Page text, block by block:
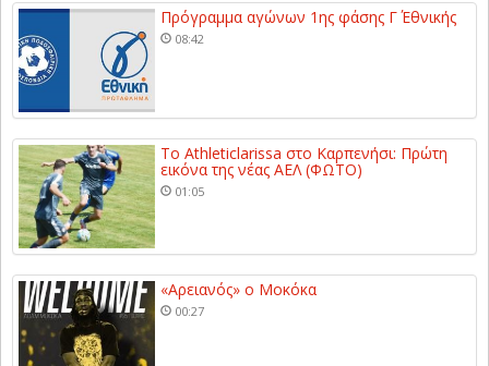
Πρόγραμμα αγώνων 1ης φάσης Γ΄ Εθνικής
08:42
Το Athleticlarissa στο Καρπενήσι: Πρώτη
εικόνα της νέας ΑΕΛ (ΦΩΤΟ)
01:05
«Αρειανός» ο Μοκόκα
00:27